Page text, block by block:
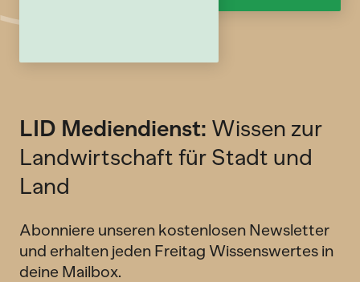
LID Mediendienst: Wissen zur
Landwirtschaft für Stadt und
Land
Abonniere unseren kostenlosen Newsletter
und erhalten jeden Freitag Wissenswertes in
deine Mailbox.